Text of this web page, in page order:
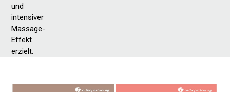
und
intensiver
Massage-
Effekt
erzielt.